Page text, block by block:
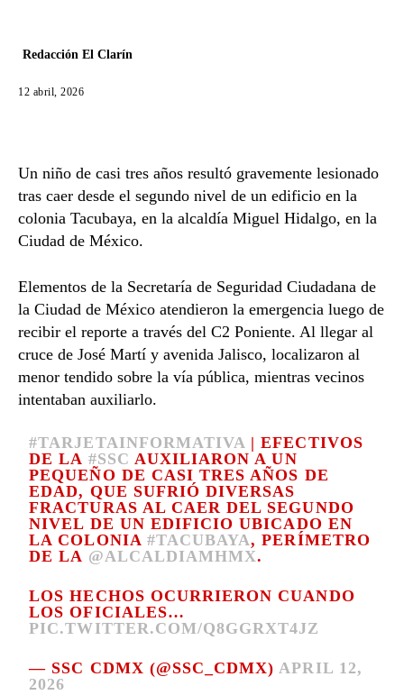
Redacción El Clarín
12 abril, 2026
Un niño de casi tres años resultó gravemente lesionado
tras caer desde el segundo nivel de un edificio en la
colonia Tacubaya, en la alcaldía Miguel Hidalgo, en la
Ciudad de México.
Elementos de la Secretaría de Seguridad Ciudadana de
la Ciudad de México atendieron la emergencia luego de
recibir el reporte a través del C2 Poniente. Al llegar al
cruce de José Martí y avenida Jalisco, localizaron al
menor tendido sobre la vía pública, mientras vecinos
intentaban auxiliarlo.
#TARJETAINFORMATIVA | EFECTIVOS
DE LA #SSC AUXILIARON A UN
PEQUEÑO DE CASI TRES AÑOS DE
EDAD, QUE SUFRIÓ DIVERSAS
FRACTURAS AL CAER DEL SEGUNDO
NIVEL DE UN EDIFICIO UBICADO EN
LA COLONIA #TACUBAYA, PERÍMETRO
DE LA @ALCALDIAMHMX.
LOS HECHOS OCURRIERON CUANDO
LOS OFICIALES…
PIC.TWITTER.COM/Q8GGRXT4JZ
— SSC CDMX (@SSC_CDMX)APRIL 12,
2026